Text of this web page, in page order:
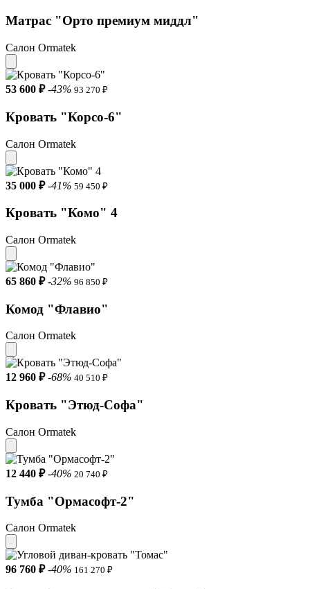
Матрас "Орто премиум миддл"
Салон Ormatek
53 600 ₽ -43% 93 270 ₽
Кровать "Корсо-6"
Салон Ormatek
35 000 ₽ -41% 59 450 ₽
Кровать "Комо" 4
Салон Ormatek
65 860 ₽ -32% 96 850 ₽
Комод "Флавио"
Салон Ormatek
12 960 ₽ -68% 40 510 ₽
Кровать "Этюд-Софа"
Салон Ormatek
12 440 ₽ -40% 20 740 ₽
Тумба "Ормасофт-2"
Салон Ormatek
96 760 ₽ -40% 161 270 ₽